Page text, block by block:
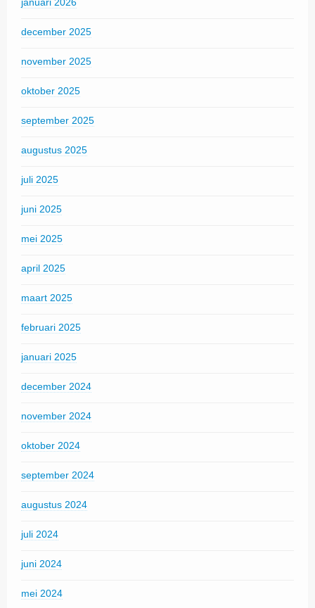
december 2025
november 2025
oktober 2025
september 2025
augustus 2025
juli 2025
juni 2025
mei 2025
april 2025
maart 2025
februari 2025
januari 2025
december 2024
november 2024
oktober 2024
september 2024
augustus 2024
juli 2024
juni 2024
mei 2024